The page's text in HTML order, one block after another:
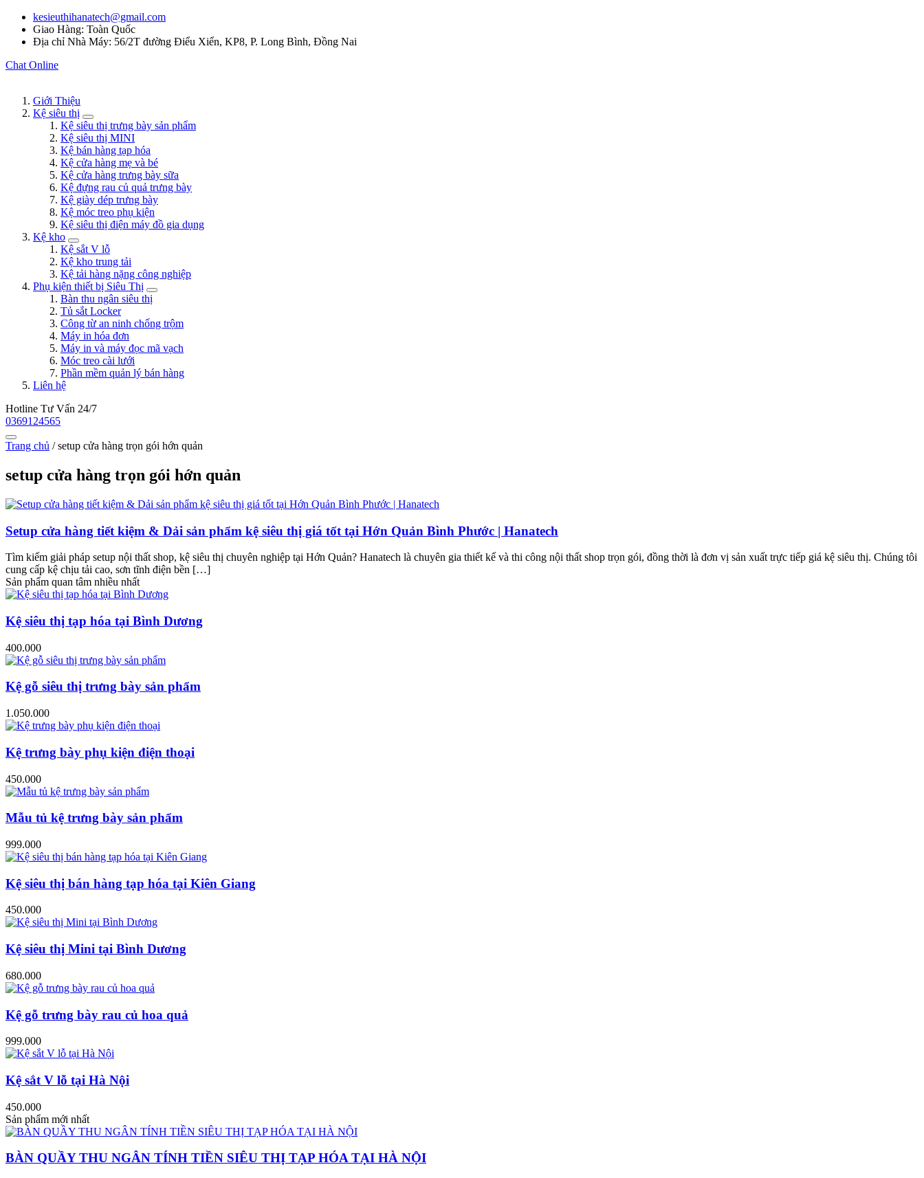
kesieuthihanatech@gmail.com
Giao Hàng: Toàn Quốc
Địa chỉ Nhà Máy: 56/2T đường Điểu Xiển, KP8, P. Long Bình, Đồng Nai
Chat Online
Giới Thiệu
Kệ siêu thị
Kệ siêu thị trưng bày sản phẩm
Kệ siêu thị MINI
Kệ bán hàng tạp hóa
Kệ cửa hàng mẹ và bé
Kệ cửa hàng trưng bày sữa
Kệ đựng rau củ quả trưng bày
Kệ giày dép trưng bày
Kệ móc treo phụ kiện
Kệ siêu thị điện máy đồ gia dụng
Kệ kho
Kệ sắt V lỗ
Kệ kho trung tải
Kệ tải hàng nặng công nghiệp
Phụ kiện thiết bị Siêu Thị
Bàn thu ngân siêu thị
Tủ sắt Locker
Công từ an ninh chống trộm
Máy in hóa đơn
Máy in và máy đọc mã vạch
Móc treo cài lưới
Phần mềm quản lý bán hàng
Liên hệ
Hotline Tư Vấn 24/7
0369124565
Trang chủ /setup cửa hàng trọn gói hớn quản
setup cửa hàng trọn gói hớn quản
Setup cửa hàng tiết kiệm & Dải sản phẩm kệ siêu thị giá tốt tại Hớn Quản Bình Phước | Hanatech
Tìm kiếm giải pháp setup nội thất shop, kệ siêu thị chuyên nghiệp tại Hớn Quản? Hanatech là chuyên gia thiết kế và thi công nội thất shop trọn gói, đồng thời là đơn vị sản xuất trực tiếp giá kệ siêu thị. Chúng tôi
cung cấp kệ chịu tải cao, sơn tĩnh điện bền […]
Sản phẩm quan tâm nhiều nhất
Kệ siêu thị tạp hóa tại Bình Dương
400.000
Kệ gỗ siêu thị trưng bày sản phẩm
1.050.000
Kệ trưng bày phụ kiện điện thoại
450.000
Mẫu tủ kệ trưng bày sản phẩm
999.000
Kệ siêu thị bán hàng tạp hóa tại Kiên Giang
450.000
Kệ siêu thị Mini tại Bình Dương
680.000
Kệ gỗ trưng bày rau củ hoa quả
999.000
Kệ sắt V lỗ tại Hà Nội
450.000
Sản phẩm mới nhất
BÀN QUẦY THU NGÂN TÍNH TIỀN SIÊU THỊ TẠP HÓA TẠI HÀ NỘI